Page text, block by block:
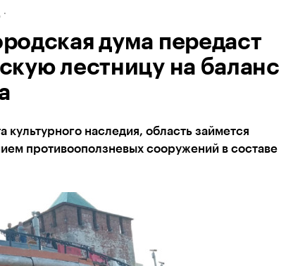
дума передаст
лестницу на баланс
культурного наследия, область займется
противооползневых сооружений в составе